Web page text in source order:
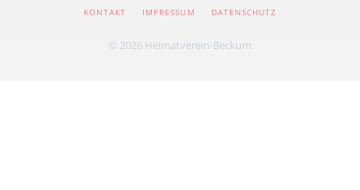
NAVIGATION
KONTAKT IMPRESSUM DATENSCHUTZ
© 2026 Heimatverein-Beckum